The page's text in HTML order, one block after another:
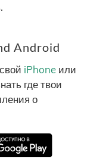
Android
iPhone или
где твои
о